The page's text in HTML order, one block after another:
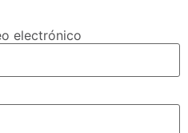
electrónico